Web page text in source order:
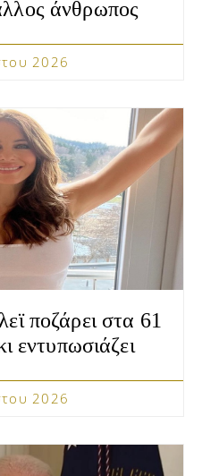
άνθρωπος
2026
ποζάρει στα 61
εντυπωσιάζει
2026